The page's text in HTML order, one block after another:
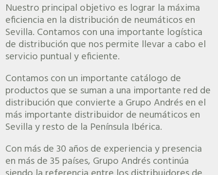
Nuestro principal objetivo es lograr la máxima
eficiencia en la distribución de neumáticos en
Sevilla. Contamos con una importante logística
de distribución que nos permite llevar a cabo el
servicio puntual y eficiente.
Contamos con un importante catálogo de
productos que se suman a una importante red de
distribución que convierte a Grupo Andrés en el
más importante distribuidor de neumáticos en
Sevilla y resto de la Península Ibérica.
Con más de 30 años de experiencia y presencia
en más de 35 países, Grupo Andrés continúa